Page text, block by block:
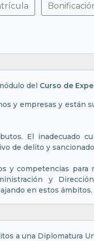
del Curso de
y empresas y están
El inadecuado
de delito y
y competencias para
y
en estos ámbitos.
a una Diplomatura